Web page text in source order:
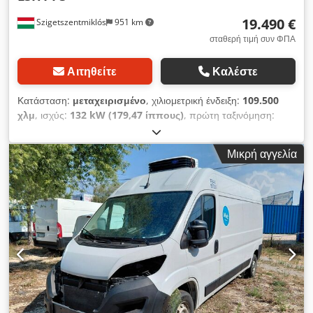
Szigetszentmiklós 951 km 19.490 €
σταθερή τιμή συν ΦΠΑ
Αιτηθείτε Καλέστε
Κατάσταση: μεταχειρισμένο, χιλιομετρική ένδειξη: 109.500
χλμ, ισχύς: 132 kW (179,47 ίππους), πρώτη ταξινόμηση:
3.500 κιλ
έλεγχος (TÜV):03/2027, χρώμα:λευκό, τύπος μετάδοσης:
μηχανικός, αριθμός θέσεων: 7, μήκος χώρου φόρτωσης:
3.365 χιλ., πλάτος χώρου φόρτωσης: 2.020 χιλ., ύψος χώρου
φόρτωσης:1.500 χιλ., Έτος κατασκευής:2021
, Εξοπλισμός:
ABS, ηλεκτρονικό πρόγραμμα ευστάθειας (ESP), κεντρικό
κλείδωμα, κλιματισμός, Μπορείτε να επικοινωνήσετε μαζί
μας και μέσω WhatsApp/Viber. Ηλεκτρονική διεύθυνση:
Dwodpfx Akozri Edo Eja Αυτό το όχημα προέρχεται από τον
μακροχρόνιο στόλο μας και διαθέτει πλήρες ιστορικό
συντήρησης. Ο βασικός εξοπλισμός περιλαμβάνει: Bluetooth,
σύστημα πολυμέσων, πολυλειτουργικό τιμόνι, ηλεκτρικούς
καθρέφτες και παράθυρα κ.λπ.
Μικρή αγγελία